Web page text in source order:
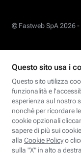
© Fastweb SpA 2026 -